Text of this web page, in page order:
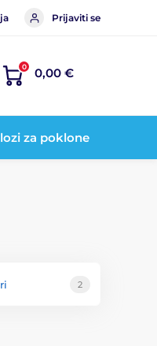
Prijaviti se
0 0,00 €
za poklone
2